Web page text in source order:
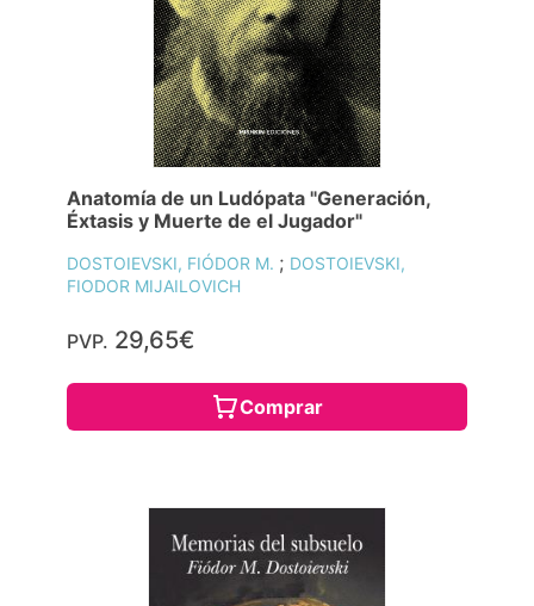
Anatomía de un Ludópata "Generación,
Éxtasis y Muerte de el Jugador"
DOSTOIEVSKI, FIÓDOR M. ; DOSTOIEVSKI,
FIODOR MIJAILOVICH
PVP. 29,65€
Comprar